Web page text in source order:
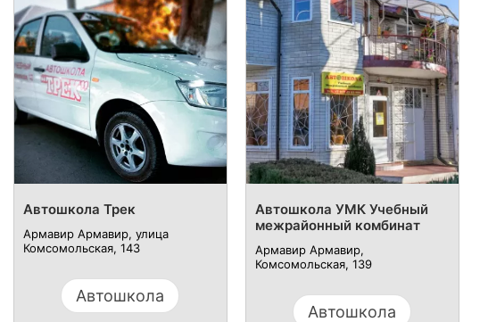
Автошкола Трек
Армавир Армавир, улица
Комсомольская, 143
Автошкола
Автошкола УМК Учебный
межрайонный комбинат
Армавир Армавир,
Комсомольская, 139
Автошкола